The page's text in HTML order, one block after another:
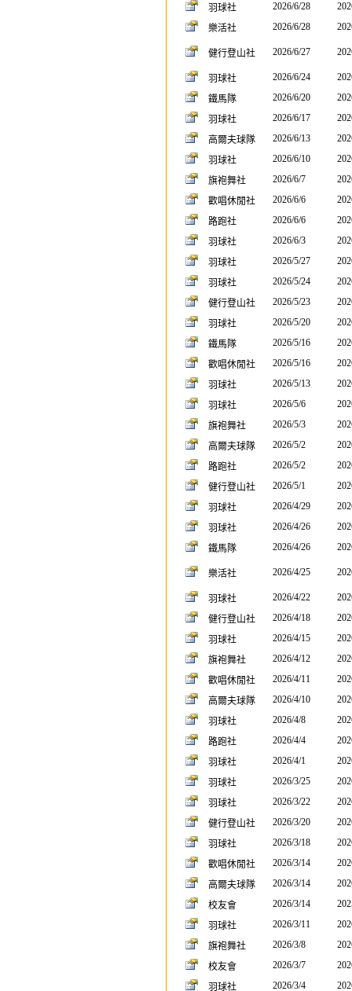
羽球社
2026/6/28
樂活社
2026/6/28
健行登山社 2026/6/27
羽球社 2026/6/24
鐵馬隊
2026/6/20
羽球社
2026/6/17
高爾夫球隊
2026/6/13
羽球社
2026/6/10
旗袍舞社
2026/6/7
歡唱休閒社
2026/6/6
路跑社
2026/6/6
羽球社
2026/6/3
羽球社
2026/5/27
羽球社
2026/5/24
健行登山社
2026/5/23
羽球社
2026/5/20
鐵馬隊
2026/5/16
歡唱休閒社
2026/5/16
羽球社
2026/5/13
羽球社
2026/5/6
旗袍舞社
2026/5/3
高爾夫球隊
2026/5/2
路跑社
2026/5/2
健行登山社
2026/5/1
羽球社
2026/4/29
羽球社
2026/4/26
鐵馬隊
2026/4/26
樂活社 2026/4/25
羽球社 2026/4/22
健行登山社
2026/4/18
羽球社
2026/4/15
旗袍舞社
2026/4/12
歡唱休閒社
2026/4/11
高爾夫球隊
2026/4/10
羽球社
2026/4/8
路跑社
2026/4/4
羽球社
2026/4/1
羽球社
2026/3/25
羽球社
2026/3/22
健行登山社
2026/3/20
羽球社
2026/3/18
歡唱休閒社
2026/3/14
高爾夫球隊
2026/3/14
校友會
2026/3/14
羽球社
2026/3/11
旗袍舞社
2026/3/8
校友會
2026/3/7
羽球社
2026/3/4